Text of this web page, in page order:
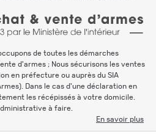
de toutes les démarches
d'armes ; Nous sécurisons les ventes
en préfecture ou auprès du SIA
Dans le cas d'une déclaration en
les récépissés à votre domicile.
à faire.
En savoir plus